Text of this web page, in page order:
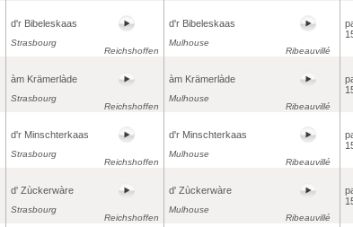
d'r Bibeleskaas
Strasbourg
Reichshoffen
d'r Bibeleskaas
Mulhouse
Ribeauvillé
àm Krämerlàde
Strasbourg
Reichshoffen
àm Krämerlàde
Mulhouse
Ribeauvillé
d'r Minschterkaas
Strasbourg
Reichshoffen
d'r Minschterkaas
Mulhouse
Ribeauvillé
d' Zùckerwàre
Strasbourg
Reichshoffen
d' Zùckerwàre
Mulhouse
Ribeauvillé